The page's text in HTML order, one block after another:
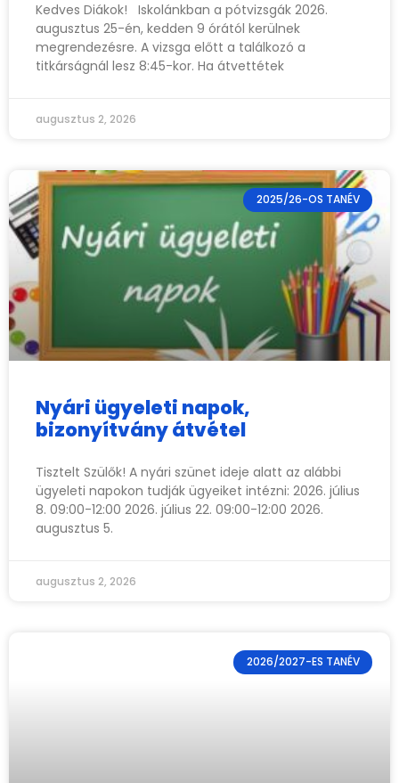
Kedves Diákok! Iskolánkban a pótvizsgák 2026.
augusztus 25-én, kedden 9 órától kerülnek
megrendezésre. A vizsga előtt a találkozó a
titkárságnál lesz 8:45-kor. Ha átvettétek
augusztus 2, 2026
2025/26-OS TANÉV
Nyári ügyeleti napok,
bizonyítvány átvétel
Tisztelt Szülők! A nyári szünet ideje alatt az alábbi
ügyeleti napokon tudják ügyeiket intézni: 2026. július
8. 09:00-12:00 2026. július 22. 09:00-12:00 2026.
augusztus 5.
augusztus 2, 2026
2026/2027-ES TANÉV